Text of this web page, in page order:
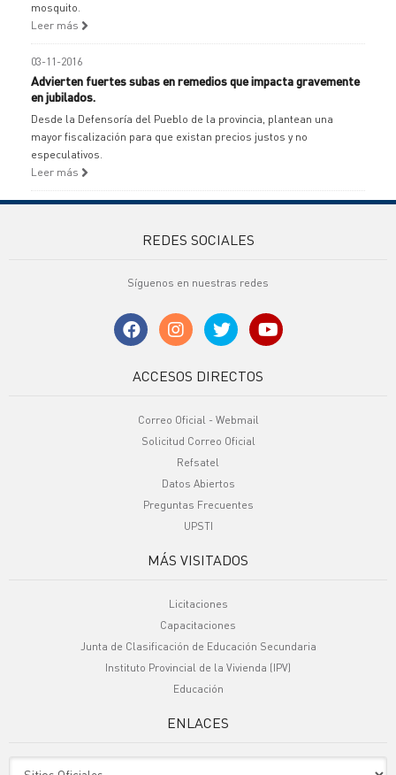
mosquito.
Leer más
03-11-2016
Advierten fuertes subas en remedios que impacta gravemente
en jubilados.
Desde la Defensoría del Pueblo de la provincia, plantean una
mayor fiscalización para que existan precios justos y no
especulativos.
Leer más
REDES SOCIALES
Síguenos en nuestras redes
ACCESOS DIRECTOS
Correo Oficial - Webmail
Solicitud Correo Oficial
Refsatel
Datos Abiertos
Preguntas Frecuentes
UPSTI
MÁS VISITADOS
Licitaciones
Capacitaciones
Junta de Clasificación de Educación Secundaria
Instituto Provincial de la Vivienda (IPV)
Educación
ENLACES